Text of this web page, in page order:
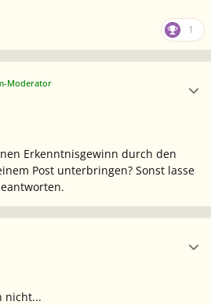
1
Moderator
Erkenntnisgewinn durch den
Post unterbringen? Sonst lasse
nicht...